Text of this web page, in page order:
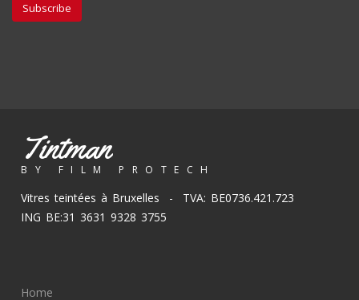
Subscribe
Tintman
BY FILM PROTECH
Vitres teintées à Bruxelles - TVA: BE0736.421.723
ING BE:31 3631 9328 3755
Home